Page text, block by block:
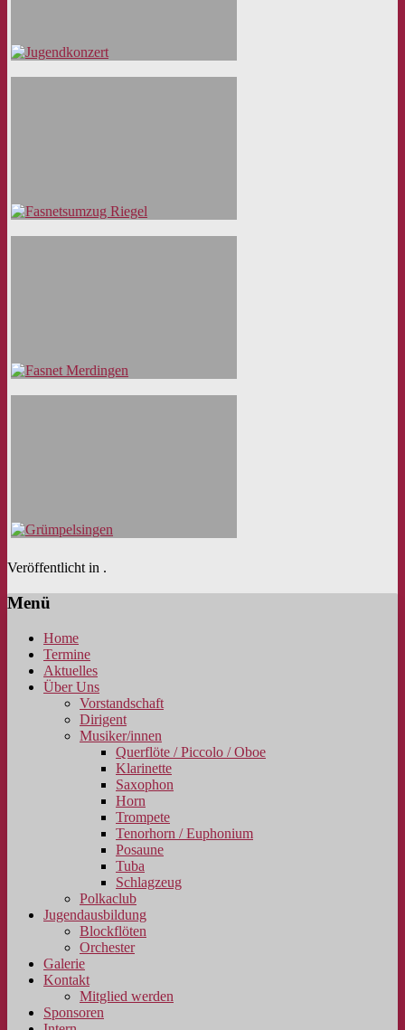
Veröffentlicht in .
Menü
Home
Termine
Aktuelles
Über Uns
Vorstandschaft
Dirigent
Musiker/innen
Querflöte / Piccolo / Oboe
Klarinette
Saxophon
Horn
Trompete
Tenorhorn / Euphonium
Posaune
Tuba
Schlagzeug
Polkaclub
Jugendausbildung
Blockflöten
Orchester
Galerie
Kontakt
Mitglied werden
Sponsoren